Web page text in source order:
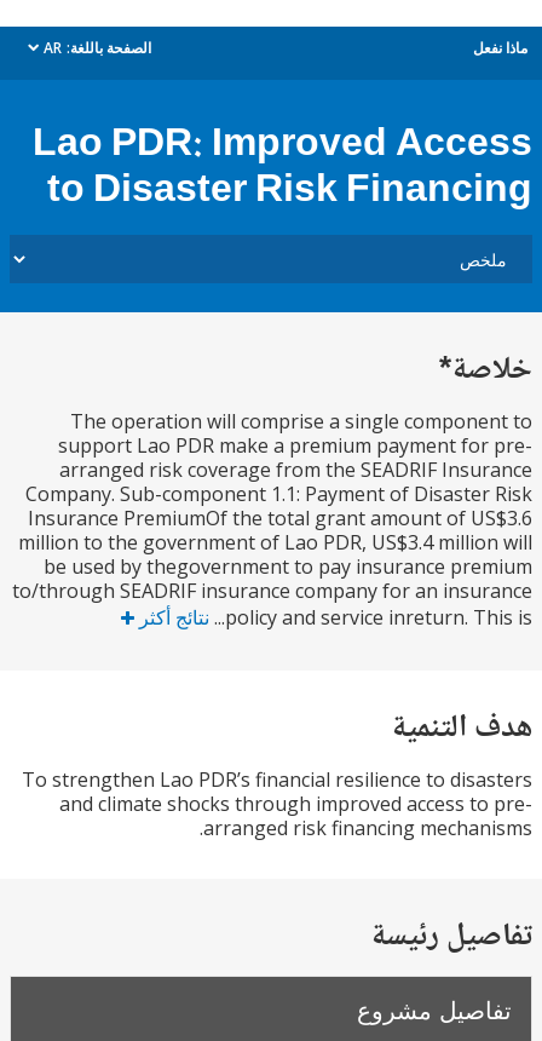
الصفحة باللغة: AR
dropdown
Lao PDR: Improved
to Disaster Risk
The operation will comprise a single
support Lao PDR make a premium payment
arranged risk coverage from the SEADRIF
Company. Sub-component 1.1: Payment of
Insurance PremiumOf the total grant amount of
million to the government of Lao PDR, US$3.4
be used by thegovernment to pay insurance
to/through SEADRIF insurance company for an
policy and service inreturn. نتائج أكثر
To strengthen Lao PDR’s financial resilience to
and climate shocks through improved access
arranged risk financing
رئيسة
مشروع